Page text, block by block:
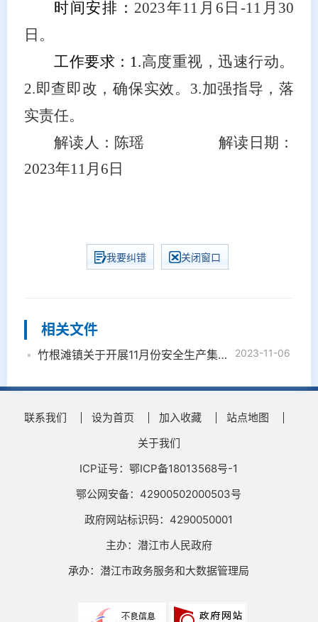
时间安排： 2023年11 月 6 日 -11 月 30
日。
工作要求： 1.高度重视，迅速行动。
2.即查即改，确保实效。 3.加强指导，落
实责任。
解读人：陈瑶 解读日期：
2023年11月 6 日
我要纠错 关闭窗口
相关文件
2023-11-06
竹根滩镇关于开展11月份安全生产集中检查的实施方案
联系我们 设为首页 加入收藏
站点地图
关于我们
ICP证号：鄂ICP备18013568号-1
鄂公网安备：42900502000503号
政府网站标识码：4290050001
主办：潜江市人民政府
承办：潜江市政务服务和大数据管理局